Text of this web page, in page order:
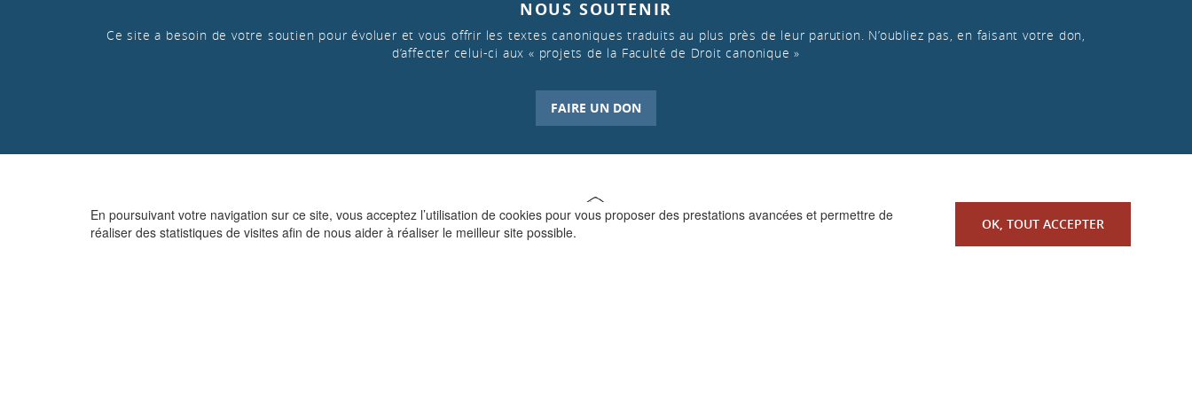
En poursuivant votre navigation sur ce site, vous acceptez l’utilisation de cookies pour vous proposer des prestations avancées et permettre de
réaliser des statistiques de visites afin de nous aider à réaliser le meilleur site possible.
OK, TOUT ACCEPTER
NOUS SOUTENIR
Ce site a besoin de votre soutien pour évoluer et vous offrir les textes canoniques traduits au plus près de leur parution. N’oubliez pas, en faisant votre don,
d’affecter celui-ci aux « projets de la Faculté de Droit canonique »
FAIRE UN DON